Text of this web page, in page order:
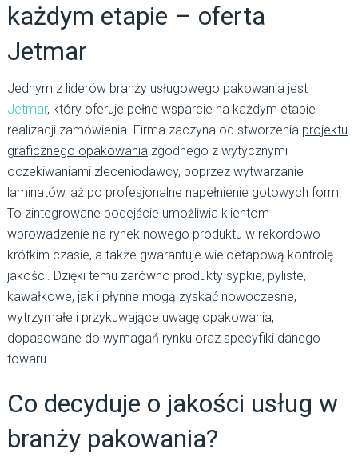
każdym etapie – oferta
Jetmar
Jednym z liderów branży usługowego pakowania jest
Jetmar, który oferuje pełne wsparcie na każdym etapie
realizacji zamówienia. Firma zaczyna od stworzenia projektu
graficznego opakowaniazgodnego z wytycznymi i
oczekiwaniami zleceniodawcy, poprzez wytwarzanie
laminatów, aż po profesjonalne napełnienie gotowych form.
To zintegrowane podejście umożliwia klientom
wprowadzenie na rynek nowego produktu w rekordowo
krótkim czasie, a także gwarantuje wieloetapową kontrolę
jakości. Dzięki temu zarówno produkty sypkie, pyliste,
kawałkowe, jak i płynne mogą zyskać nowoczesne,
wytrzymałe i przykuwające uwagę opakowania,
dopasowane do wymagań rynku oraz specyfiki danego
towaru.
Co decyduje o jakości usług w
branży pakowania?